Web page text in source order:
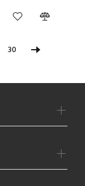
30